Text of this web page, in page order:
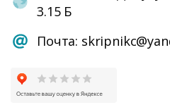
3.15 Б
Почта: